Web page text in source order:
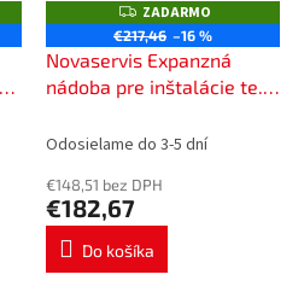
Z
A
D
A
M
ZADARMO
€217,46 –16 %
Novaservis Expanzná
nádoba pre inštalácie te. a
V50S
Odosielame do 3-5 dní
€148,51 bez DPH
€182,67
Do košíka